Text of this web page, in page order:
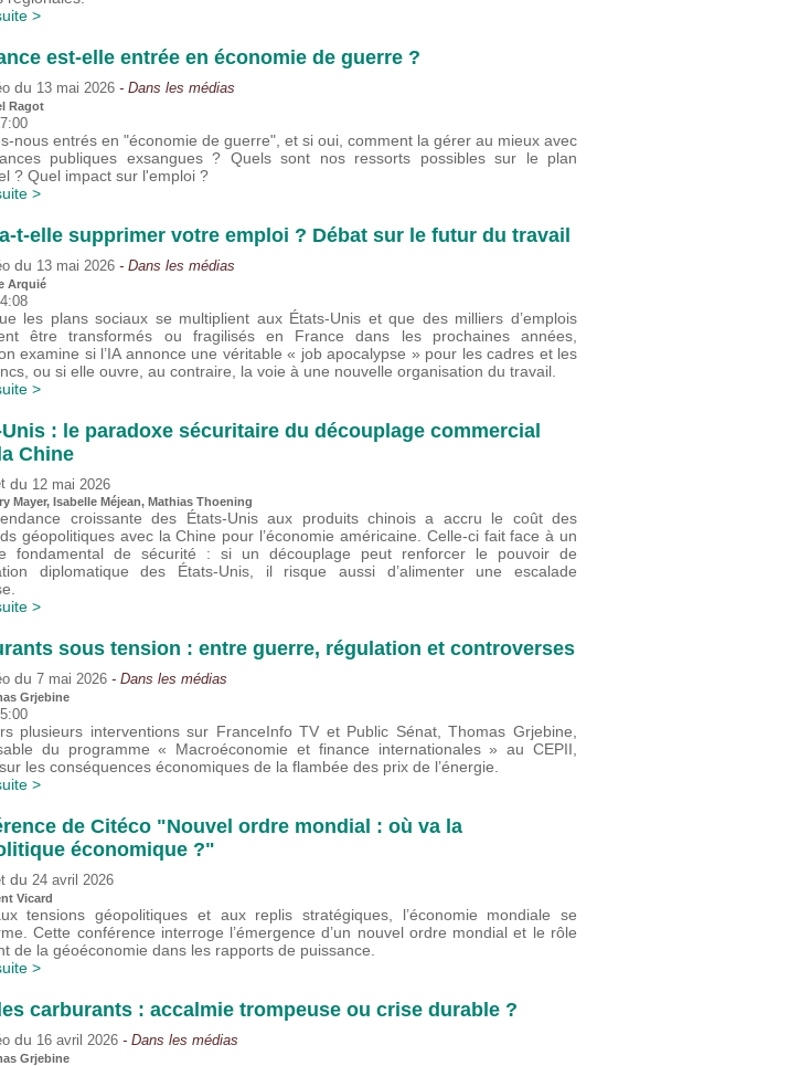
>
est-elle entrée en économie de guerre ?
du 13 mai 2026 - Dans les médias
Ragot
nous entrés en "économie de guerre", et si oui, comment la gérer au mieux avec
publiques exsangues ? Quels sont nos ressorts possibles sur le plan
? Quel impact sur l'emploi ?
>
t-elle supprimer votre emploi ? Débat sur le futur du travail
du 13 mai 2026 - Dans les médias
Arquié
les plans sociaux se multiplient aux États-Unis et que des milliers d’emplois
être transformés ou fragilisés en France dans les prochaines années,
examine si l’IA annonce une véritable « job apocalypse » pour les cadres et les
ou si elle ouvre, au contraire, la voie à une nouvelle organisation du travail.
>
: le paradoxe sécuritaire du découplage commercial
Chine
du 12 mai 2026
Mayer, Isabelle Méjean, Mathias Thoening
croissante des États-Unis aux produits chinois a accru le coût des
géopolitiques avec la Chine pour l’économie américaine. Celle-ci fait face à un
fondamental de sécurité : si un découplage peut renforcer le pouvoir de
diplomatique des États-Unis, il risque aussi d’alimenter une escalade
>
sous tension : entre guerre, régulation et controverses
du 7 mai 2026 - Dans les médias
Grjebine
plusieurs interventions sur FranceInfo TV et Public Sénat, Thomas Grjebine,
du programme « Macroéconomie et finance internationales » au CEPII,
les conséquences économiques de la flambée des prix de l’énergie.
>
de Citéco "Nouvel ordre mondial : où va la
économique ?"
du 24 avril 2026
Vicard
tensions géopolitiques et aux replis stratégiques, l’économie mondiale se
Cette conférence interroge l’émergence d’un nouvel ordre mondial et le rôle
de la géoéconomie dans les rapports de puissance.
>
carburants : accalmie trompeuse ou crise durable ?
du 16 avril 2026 - Dans les médias
Grjebine